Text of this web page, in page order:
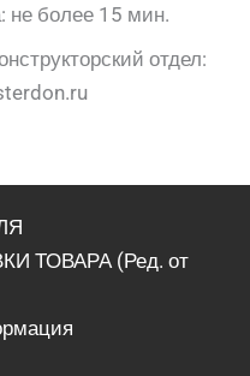
не более 15 мин.
отдел:
ТОВАРА (Ред. от